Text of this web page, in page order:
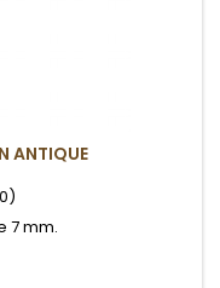
ANTIQUE
7 mm.